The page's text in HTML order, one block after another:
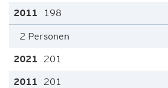
198
2 Personen
201
201